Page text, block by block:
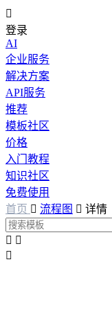

登录
AI
企业服务
解决方案
API服务
推荐
模板社区
价格
入门教程
知识社区
免费使用
首页  流程图  详情
 
